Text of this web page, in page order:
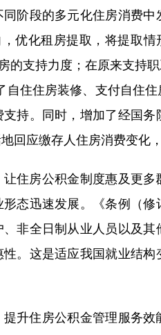
阶段的多元化住房消费
优化租房提取，将提取
的支持力度；在原来支持
自住住房装修、支付自住
持。同时，增加了经国
回应缴存人住房消费变化
房公积金制度惠及更多
态迅速发展。《条例（
非全日制从业人员以及
。这是适应我国就业结
住房公积金管理服务效